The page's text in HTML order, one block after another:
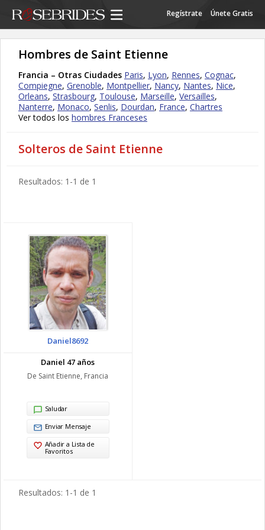
Regístrate Únete Gratis
Hombres de Saint Etienne
Francia – Otras Ciudades Paris, Lyon, Rennes, Cognac,
Compiegne, Grenoble, Montpellier, Nancy, Nantes, Nice,
Orleans, Strasbourg, Toulouse, Marseille, Versailles,
Nanterre, Monaco, Senlis, Dourdan, France, Chartres
Ver todos los hombres Franceses
Solteros de Saint Etienne
Resultados: 1-1 de 1
Daniel8692
Daniel 47 años
De Saint Etienne, Francia
Saludar
Enviar Mensaje
Añadir a Lista de
Favoritos
Resultados: 1-1 de 1